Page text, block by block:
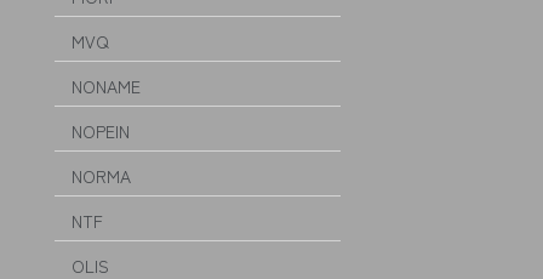
MVQ
NONAME
NOPEIN
NORMA
NTF
OLIS